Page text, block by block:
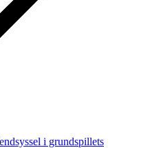
i grundspillets